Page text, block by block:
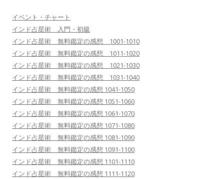
イベント・チャート
インド占星術 入門・初級
インド占星術 無料鑑定の感想 1001-1010
インド占星術 無料鑑定の感想 1011-1020
インド占星術 無料鑑定の感想 1021-1030
インド占星術 無料鑑定の感想 1031-1040
インド占星術 無料鑑定の感想 1041-1050
インド占星術 無料鑑定の感想 1051-1060
インド占星術 無料鑑定の感想 1061-1070
インド占星術 無料鑑定の感想 1071-1080
インド占星術 無料鑑定の感想 1081-1090
インド占星術 無料鑑定の感想 1091-1100
インド占星術 無料鑑定の感想 1101-1110
インド占星術 無料鑑定の感想 1111-1120